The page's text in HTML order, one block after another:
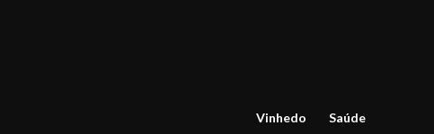
Vinhedo Saúde